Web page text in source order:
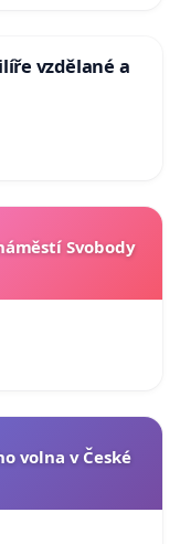
vzdělané a
Svobody
volna v České